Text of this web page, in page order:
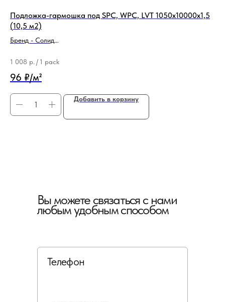
Подложка-гармошка под SPC, WPC, LVT 1050х10000х1,5
(10,5 м2)
Бренд - Солид
1 008 р. / 1 pack
96 ₽/м²
Добавить в корзину
Вы можете связаться с нами
любым удобным способом
Телефон